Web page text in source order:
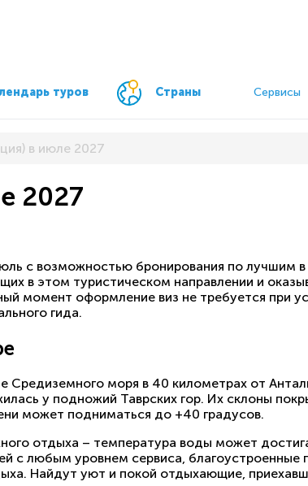
туров Страны Сервисы
в июле 2027
2027
с возможностью бронирования по лучшим
в этом туристическом направлении и
момент оформление виз не требуется при
гида.
Средиземного моря в 40 километрах от
у подножий Таврских гор. Их склоны
может подниматься до +40 градусов.
отдыха – температура воды может
с любым уровнем сервиса, благоустроенные
Найдут уют и покой отдыхающие,